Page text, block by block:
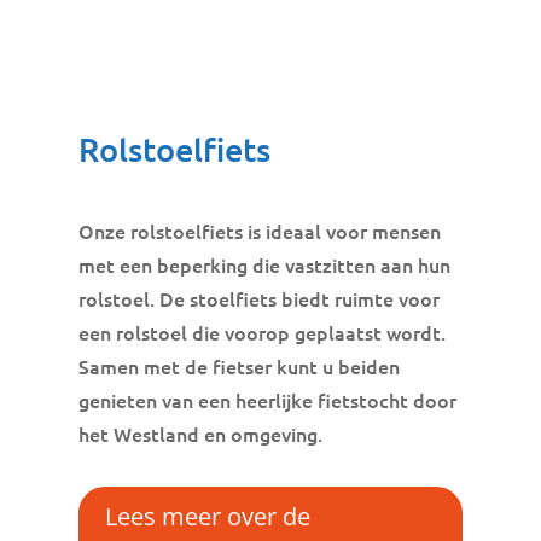
Rolstoelfiets
Onze rolstoelfiets is ideaal voor mensen
met een beperking die vastzitten aan hun
rolstoel. De stoelfiets biedt ruimte voor
een rolstoel die voorop geplaatst wordt.
Samen met de fietser kunt u beiden
genieten van een heerlijke fietstocht door
het Westland en omgeving.
Lees meer over de